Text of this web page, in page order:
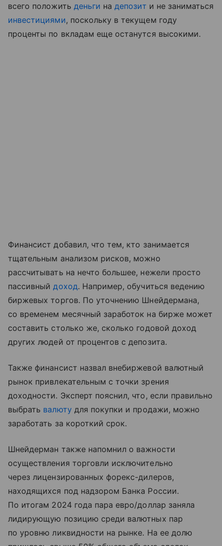
всего положить деньги надепозит и не заниматься
инвестициями, поскольку в текущем году
проценты по вкладам еще останутся высокими.
Финансист добавил, что тем, кто занимается
тщательным анализом рисков, можно
рассчитывать на нечто большее, нежели просто
пассивныйдоход. Например, обучиться ведению
биржевых торгов. По уточнению Шнейдермана,
со временем месячный заработок на бирже может
составить столько же, сколько годовой доход
других людей от процентов с депозита.
Также финансист назвал внебиржевой валютный
рынок привлекательным с точки зрения
доходности. Эксперт пояснил, что, если правильно
выбрать валюту для покупки и продажи, можно
заработать за короткий срок.
Шнейдерман также напомнил о важности
осуществления торговли исключительно
через лицензированных форекс-дилеров,
находящихся под надзором Банка России.
По итогам 2024 года пара евро/доллар заняла
лидирующую позицию среди валютных пар
по уровню ликвидности на рынке. На ее долю